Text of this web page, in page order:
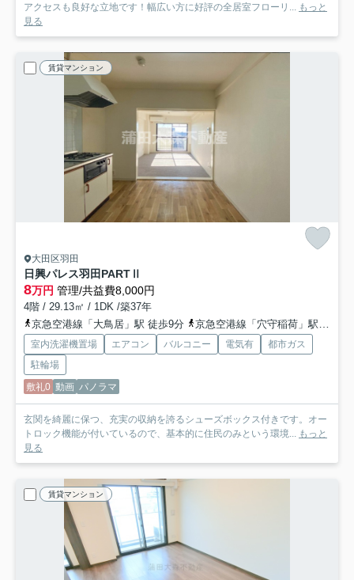
アクセスも良好な立地です！幅広い方に好評の全居室フローリ... もっと
見る
賃貸マンション
大田区羽田
日興パレス羽田PARTⅡ
8万円 管理/共益費8,000円
4階 / 29.13㎡ / 1DK /築37年
京急空港線「大鳥居」駅 徒歩9分
京急空港線「穴守稲荷」駅 徒歩5分
室内洗濯機置場 エアコン バルコニー 電気有
都市ガス
駐輪場
敷礼0 動画 パノラマ
玄関を綺麗に保つ、充実の収納を誇るシューズボックス付きです。オー
トロック機能が付いているので、基本的に住民のみという環境... もっと
見る
賃貸マンション